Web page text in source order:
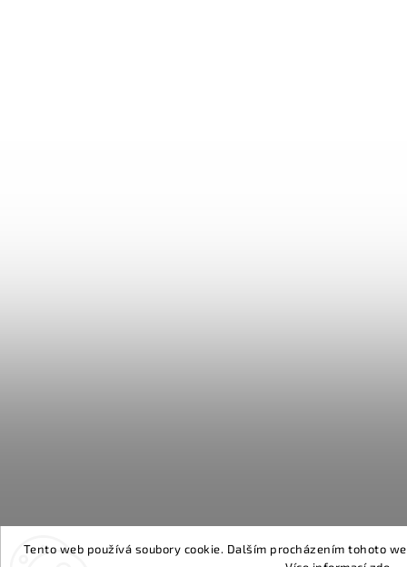
Tento web používá soubory cookie. Dalším procházením tohoto